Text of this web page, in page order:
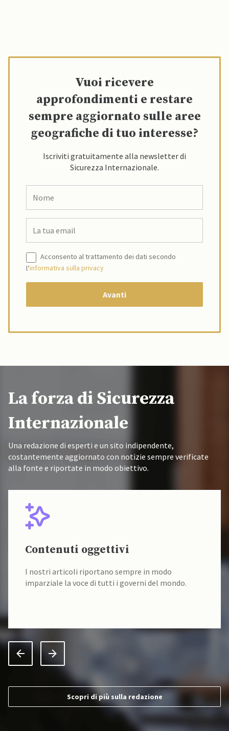
Vuoi ricevere
approfondimenti e restare
sempre aggiornato sulle aree
geografiche di tuo interesse?
Iscriviti gratuitamente alla newsletter di
Sicurezza Internazionale.
Acconsento al trattamento dei dati secondo
l’informativa sulla privacy
La forza di Sicurezza
Internazionale
Una redazione di esperti e un sito indipendente,
costantemente aggiornato con notizie sempre verificate
alla fonte e riportate in modo obiettivo.
Contenuti oggettivi
I nostri articoli riportano sempre in modo
imparziale la voce di tutti i governi del mondo.
Scopri di più sulla redazione